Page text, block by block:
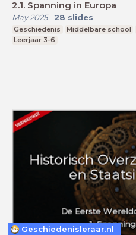
2.1. Spanning in Europa
May 2025- 28 slides
Geschiedenis Middelbare school
Leerjaar 3-6
Geschiedenisleraar.nl